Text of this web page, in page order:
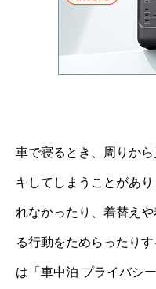
車で寝るとき、周りか
キしてしまうことがあ
れなかったり、着替え
る行動をためらったり
は「車中泊 プライバシ